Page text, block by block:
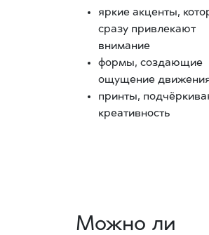
яркие акценты,
сразу привлекают
внимание
формы, создающие
ощущение
принты,
креативность
Можно ли